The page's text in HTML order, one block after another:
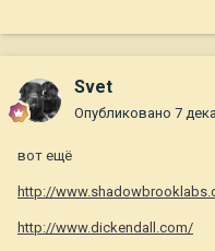
Svet
Опубликовано 7
вот ещё
http://
http://www.dickendall.com/